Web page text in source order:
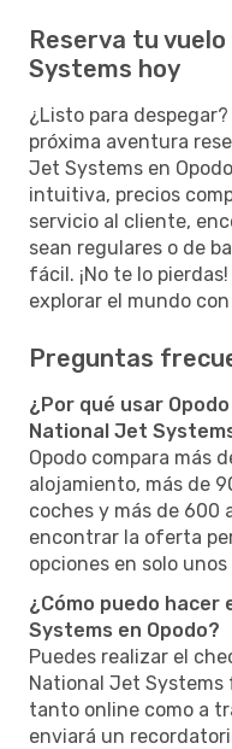
Reserva tu
Systems hoy
¿Listo para
próxima aventura
Jet Systems en
intuitiva, precios
servicio al cliente,
sean regulares o de
fácil. ¡No te lo
explorar el mundo
Preguntas
¿Por qué usar
National Jet
Opodo compara más
alojamiento, más de
coches y más de 600
encontrar la oferta
opciones en solo unos
¿Cómo puedo hacer
Systems en Opodo?
Puedes realizar el
National Jet Systems
tanto online como a
enviará un